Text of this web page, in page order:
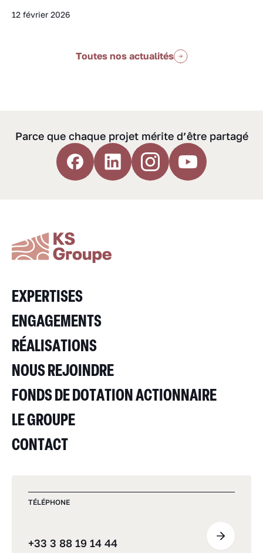
12 février 2026
Toutes nos actualités
Parce que chaque projet mérite d’être partagé
EXPERTISES
ENGAGEMENTS
RÉALISATIONS
NOUS REJOINDRE
FONDS DE DOTATION ACTIONNAIRE
LE GROUPE
CONTACT
TÉLÉPHONE
+33 3 88 19 14 44